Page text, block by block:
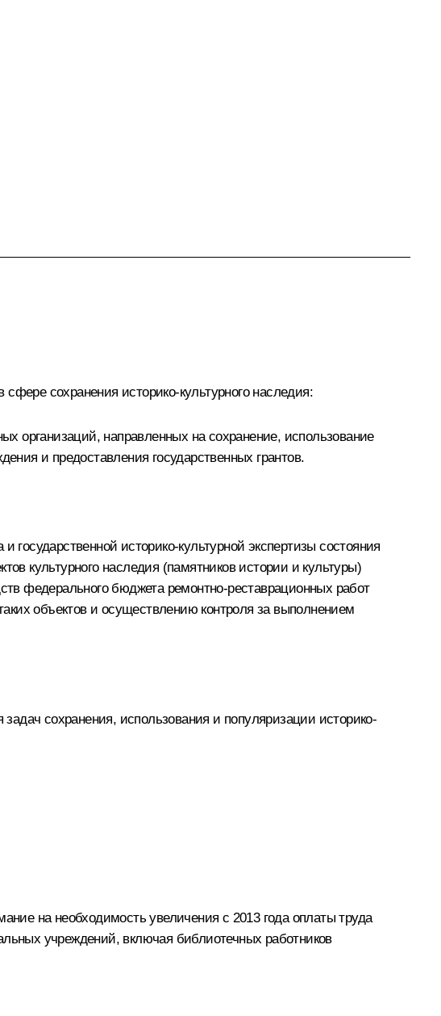
сохранения историко-культурного наследия:
организаций, направленных на сохранение, использование
и предоставления государственных грантов.
историко-культурной экспертизы состояния
культурного наследия (памятников истории и культуры)
федерального бюджета ремонтно-реставрационных работ
объектов и осуществлению контроля за выполнением
сохранения, использования и популяризации историко-
на необходимость увеличения с 2013 года оплаты труда
учреждений, включая библиотечных работников